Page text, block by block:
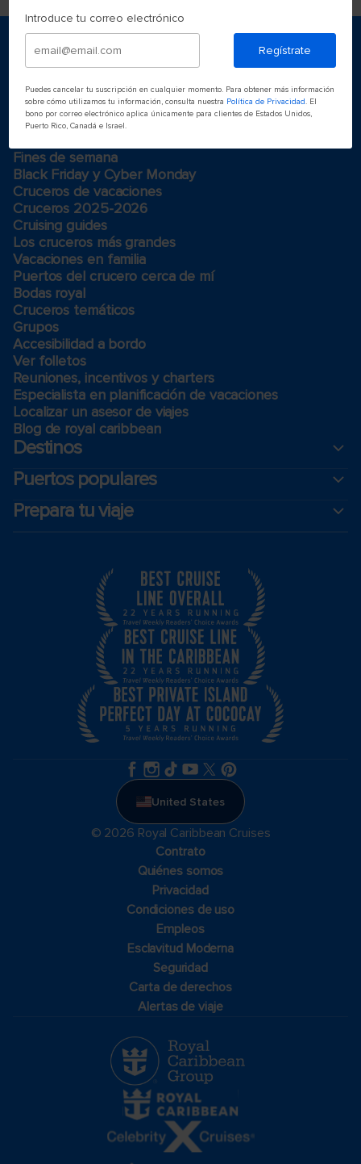
Introduce tu correo electrónico
Regístrate
Puedes cancelar tu suscripción en cualquier momento. Para obtener más información
sobre cómo utilizamos tu información, consulta nuestra Política de Privacidad. El
bono por correo electrónico aplica únicamente para clientes de Estados Unidos,
Puerto Rico, Canadá e Israel.
*Consulte los términos y condiciones aplicables a las
promocionesaquí.
Buscar cruceros
Fines de semana
Black Friday y Cyber Monday
Cruceros de vacaciones
Cruceros 2025-2026
Cruising guides
Los cruceros más grandes
Vacaciones en familia
Puertos del crucero cerca de mí
Bodas royal
Cruceros temáticos
Grupos
Accesibilidad a bordo
Ver folletos
Reuniones, incentivos y charters​
Especialista en planificación de vacaciones
Localizar un asesor de viajes
Blog de royal caribbean
Destinos
Puertos populares
Prepara tu viaje
United States
© 2026 Royal Caribbean Cruises
Contrato
Quiénes somos
Privacidad
Condiciones de uso
Empleos
Esclavitud Moderna
Seguridad
Carta de derechos
Alertas de viaje